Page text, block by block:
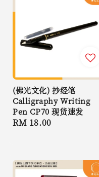
(佛光文化) 抄经笔
Calligraphy Writing
Pen CP70 现货速发
Regular
RM 18.00